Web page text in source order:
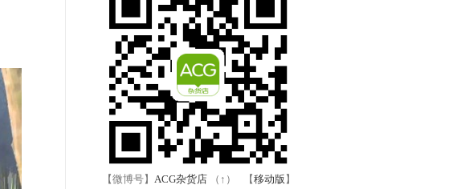
【微博号】 ACG杂货店 （↑） 【移动版 】